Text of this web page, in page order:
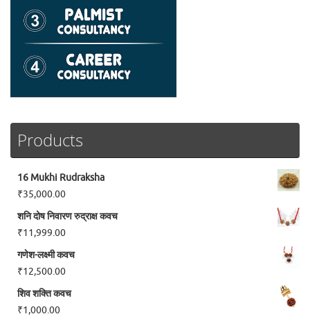
Products
16 Mukhi Rudraksha
₹35,000.00
शनि दोष निवारण रुद्राक्ष कवच
₹11,999.00
गणेश-लक्ष्मी कवच
₹12,500.00
शिव शक्ति कवच
₹1,000.00